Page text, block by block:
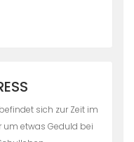
sich zur Zeit im
um etwas Geduld bei